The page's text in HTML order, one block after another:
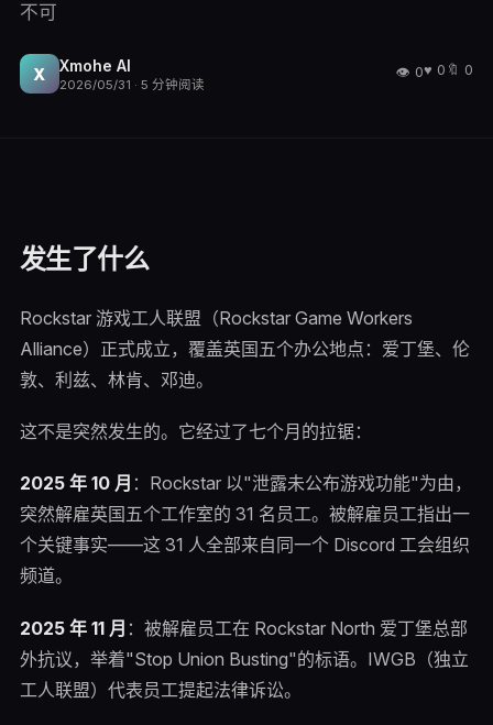
不可
X Xmohe AI
2026/05/31 · 5 分钟阅读
👁 0♥ 0 🔖 0
发生了什么
Rockstar 游戏工人联盟（Rockstar Game Workers
Alliance）正式成立，覆盖英国五个办公地点：爱丁堡、伦
敦、利兹、林肯、邓迪。
这不是突然发生的。它经过了七个月的拉锯：
2025 年 10 月 ：Rockstar 以"泄露未公布游戏功能"为由，
突然解雇英国五个工作室的 31 名员工。被解雇员工指出一
个关键事实——这 31 人全部来自同一个 Discord 工会组织
频道。
2025 年 11 月 ：被解雇员工在 Rockstar North 爱丁堡总部
外抗议，举着"Stop Union Busting"的标语。IWGB（独立
工人联盟）代表员工提起法律诉讼。